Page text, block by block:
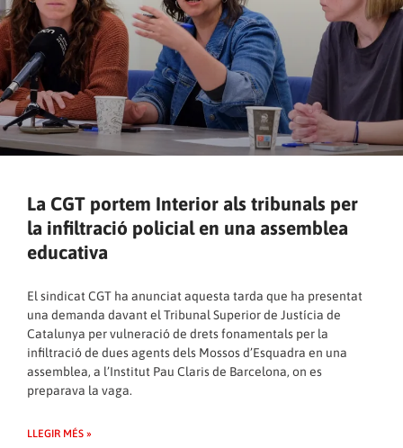
La CGT portem Interior als tribunals per
la infiltració policial en una assemblea
educativa
El sindicat CGT ha anunciat aquesta tarda que ha presentat
una demanda davant el Tribunal Superior de Justícia de
Catalunya per vulneració de drets fonamentals per la
infiltració de dues agents dels Mossos d’Esquadra en una
assemblea, a l’Institut Pau Claris de Barcelona, on es
preparava la vaga.
LLEGIR MÉS »